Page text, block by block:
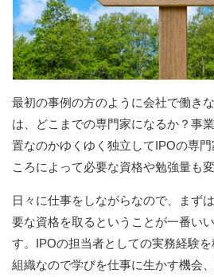
最初の事例の方のように会社で働き
は、どこまでの専門家になるか？事
置なのかゆくゆく独立してIPOの専
ころによって必要な資格や勉強量も
日々に仕事をしながらなので、まず
要な資格を取るということが一番い
す。IPOの担当者としての実務経験を
組織なので学びを仕事に生かす機会